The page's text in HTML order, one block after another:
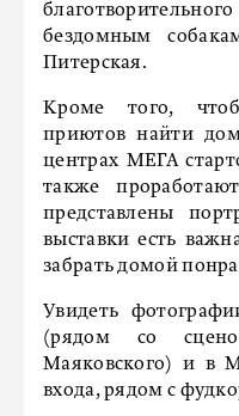
бездомным
Питерская.
Кроме того,
приютов найти
центрах МЕГА
также
представлены
выставки есть
забрать домой
Увидеть
(рядом со
Маяковского) и в
входа, рядом с